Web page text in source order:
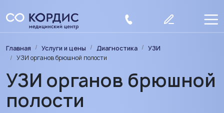
Строка навигации
Главная Услуги и цены Диагностика
УЗИ
УЗИ органов брюшной полости
УЗИ органов брюшной
полости